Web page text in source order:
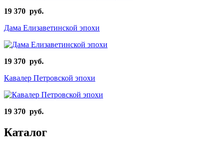
19 370 руб.
Дама Елизаветинской эпохи
19 370 руб.
Кавалер Петровской эпохи
19 370 руб.
Каталог